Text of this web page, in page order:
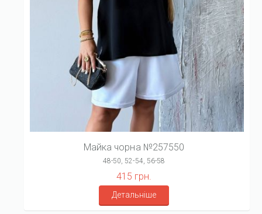
Майка чорна №257550
48-50, 52-54, 56-58
415 грн.
Детальніше